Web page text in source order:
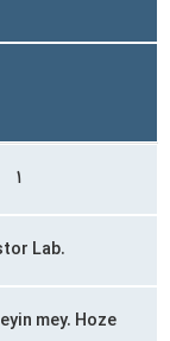
۱
Lab.
mey. Hoze